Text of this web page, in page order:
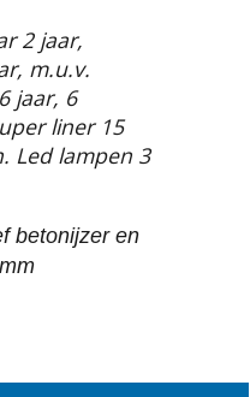
2 jaar,
m.u.v.
jaar, 6
liner 15
Led lampen 3
betonijzer en